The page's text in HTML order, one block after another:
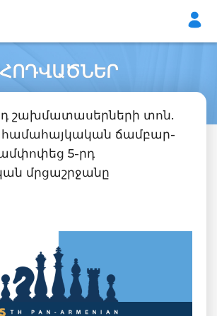
ՀՈԴՎԱԾՆԵՐ
շախմատասերների տոն.
ճամբար-
5-րդ
մրցաշրջանը